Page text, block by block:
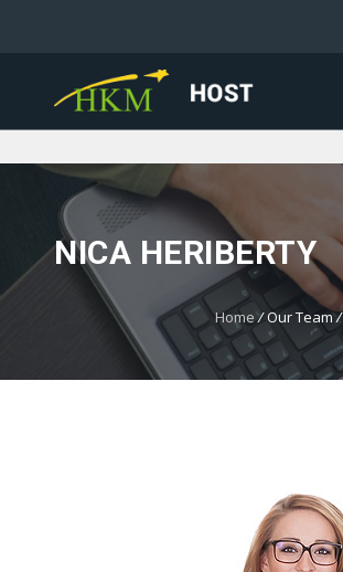
NICA HERIBERTY
Home /Our Team/